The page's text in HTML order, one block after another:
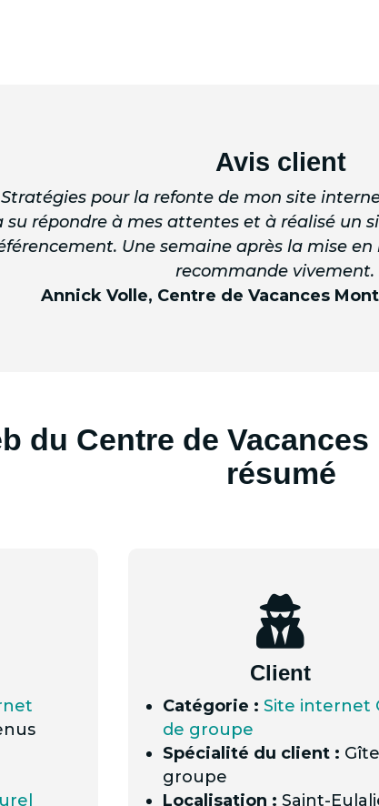
Avis client
Stratégies pour la refonte de mon site
su répondre à mes attentes et à réalisé un
Une semaine après la mise en
recommande vivement.
Annick Volle, Centre de Vacances
du Centre de
résumé

Client
Catégorie : Site internet
de groupe
Spécialité du client :
groupe
Localisation : Saint-